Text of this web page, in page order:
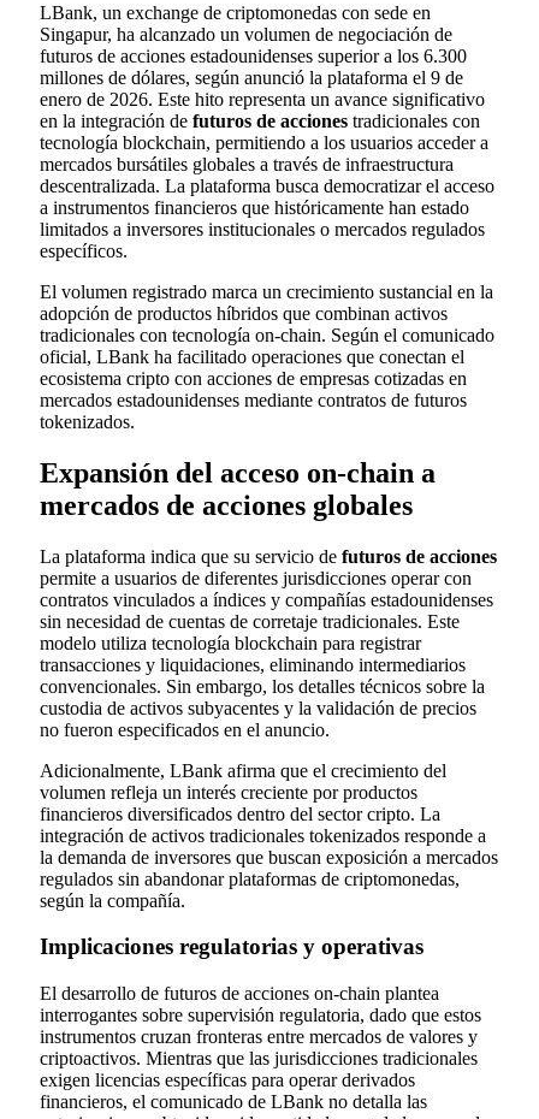
LBank, un exchange de criptomonedas con sede en
Singapur, ha alcanzado un volumen de negociación de
futuros de acciones estadounidenses superior a los 6.300
millones de dólares, según anunció la plataforma el 9 de
enero de 2026. Este hito representa un avance significativo
en la integración de futuros de acciones tradicionales con
tecnología blockchain, permitiendo a los usuarios acceder a
mercados bursátiles globales a través de infraestructura
descentralizada. La plataforma busca democratizar el acceso
a instrumentos financieros que históricamente han estado
limitados a inversores institucionales o mercados regulados
específicos.
El volumen registrado marca un crecimiento sustancial en la
adopción de productos híbridos que combinan activos
tradicionales con tecnología on-chain. Según el comunicado
oficial, LBank ha facilitado operaciones que conectan el
ecosistema cripto con acciones de empresas cotizadas en
mercados estadounidenses mediante contratos de futuros
tokenizados.
Expansión del acceso on-chain a
mercados de acciones globales
La plataforma indica que su servicio de futuros de acciones
permite a usuarios de diferentes jurisdicciones operar con
contratos vinculados a índices y compañías estadounidenses
sin necesidad de cuentas de corretaje tradicionales. Este
modelo utiliza tecnología blockchain para registrar
transacciones y liquidaciones, eliminando intermediarios
convencionales. Sin embargo, los detalles técnicos sobre la
custodia de activos subyacentes y la validación de precios
no fueron especificados en el anuncio.
Adicionalmente, LBank afirma que el crecimiento del
volumen refleja un interés creciente por productos
financieros diversificados dentro del sector cripto. La
integración de activos tradicionales tokenizados responde a
la demanda de inversores que buscan exposición a mercados
regulados sin abandonar plataformas de criptomonedas,
según la compañía.
Implicaciones regulatorias y operativas
El desarrollo de futuros de acciones on-chain plantea
interrogantes sobre supervisión regulatoria, dado que estos
instrumentos cruzan fronteras entre mercados de valores y
criptoactivos. Mientras que las jurisdicciones tradicionales
exigen licencias específicas para operar derivados
financieros, el comunicado de LBank no detalla las